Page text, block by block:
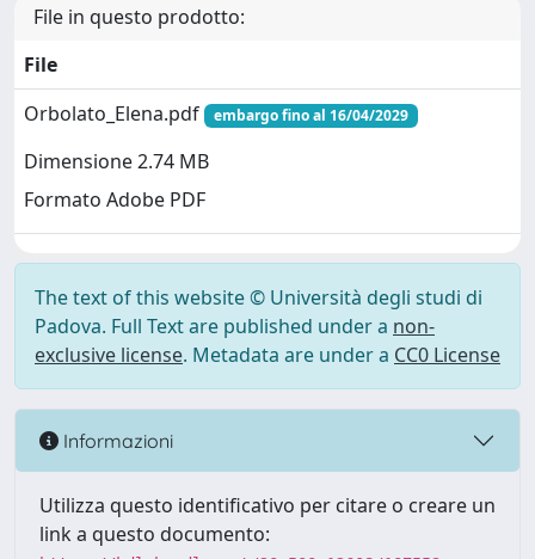
File in questo prodotto:
File
Orbolato_Elena.pdf
embargo fino al 16/04/2029
Dimensione 2.74 MB
Formato Adobe PDF
The text of this website © Università degli studi di
Padova. Full Text are published under a non-
exclusive license. Metadata are under a CC0 License
Informazioni
Utilizza questo identificativo per citare o creare un
link a questo documento: